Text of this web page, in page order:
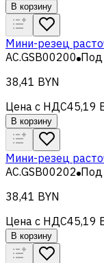
В корзину
Мини-резец
AC.GSB00200 Под
38,41 BYN
Цена с НДС45,19
В корзину
Мини-резец
AC.GSB00202 Под
38,41 BYN
Цена с НДС45,19
В корзину